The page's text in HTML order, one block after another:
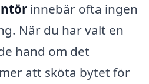
innebär ofta ingen
När du har valt en
hand om det
att sköta bytet för